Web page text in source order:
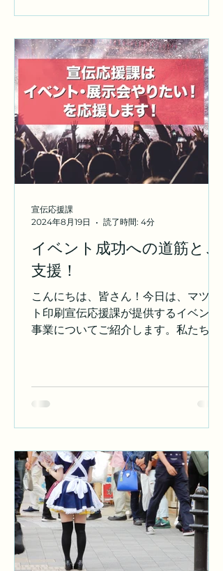
ができます。また、SNSやオンライン
高めることも効果的です。新規顧客を
獲得することで、将来的なリピーター
を増やす基盤を築くことができます。
2. お得意様維持、浮気客育成優先 既存
顧客は企業にとって非常に重要な資産
です。年末年始には、特別なオファー
やロイヤルティプログラムを強化する
ことで、お得意様の満足度を高めるこ
とができます。例えば、特定商品ポイ
限定商品の先行販売や会員価格販売な
す。また、浮気客をリピーターに育て
るためには、パーソナライズされたコ
客の購買履歴や嗜好を分析し、個別に
最適なオファーを提供することで、再
度の購入を促進します。 3.
イベント成功への道筋とご
支援！
こんにちは、皆さん！今日は、マツモ
ト印刷宣伝応援課が提供するイベント
事業についてご紹介します。私たちの
てサポートしています。以下は、私た
す。 1.企画立案：お客様のニーズに合
わせたオリジナルのイベント企画を提
案します。ターゲット層や目的に応じ
た最適なプランを作成し、成功への第
一歩を踏み出します。 2.デザインと印
刷：イベントに必要なポスター、フラ
イヤー、パンフレットなどのデザイン
宣伝応援課
2024年8月19日
読了時間: 4分